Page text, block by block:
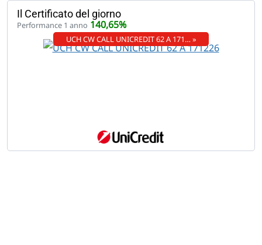
Il Certificato del giorno
Performance 1 anno 140,65%
UCH CW CALL UNICREDIT 62 A 171… »